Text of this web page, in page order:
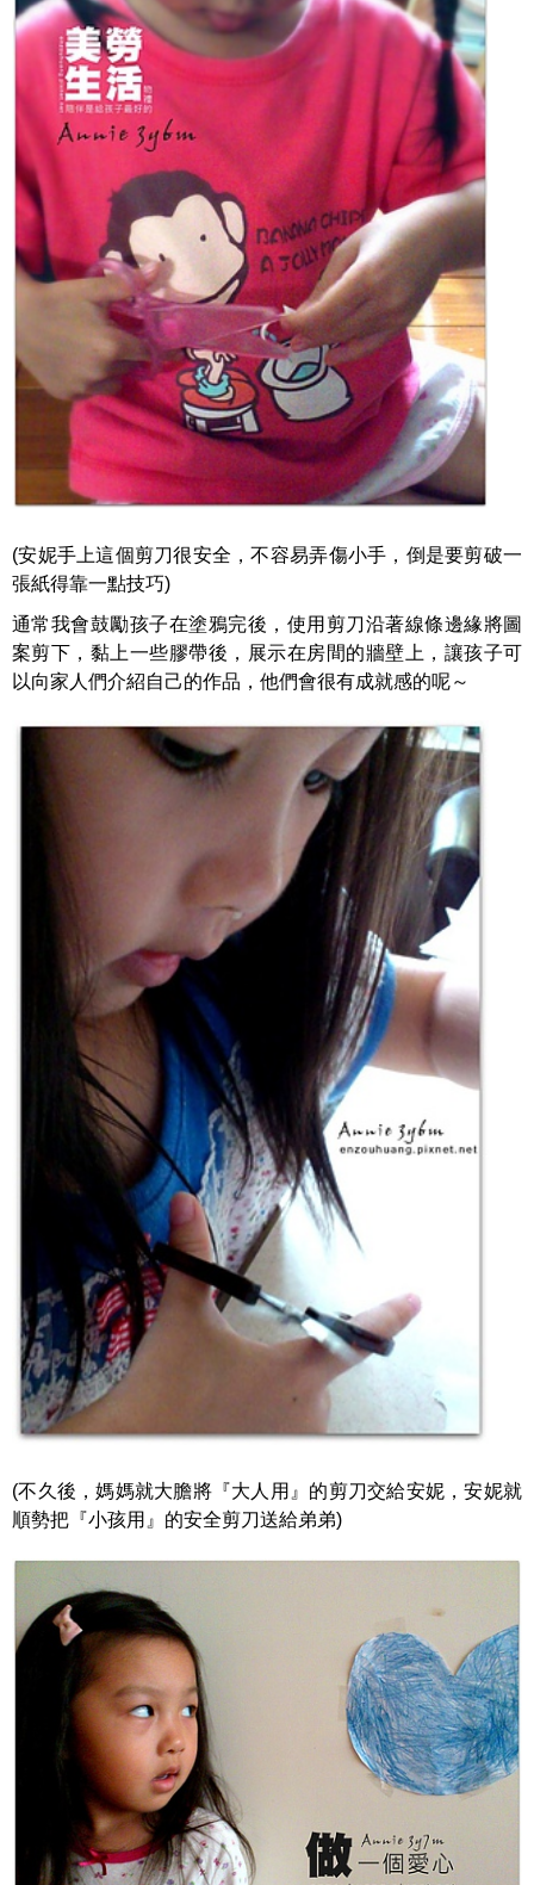
(安妮手上這個剪刀很安全，不容易弄傷小手，倒是要剪破一
張紙得靠一點技巧)
通常我會鼓勵孩子在塗鴉完後，使用剪刀沿著線條邊緣將圖
案剪下，黏上一些膠帶後，展示在房間的牆壁上，讓孩子可
以向家人們介紹自己的作品，他們會很有成就感的呢～
(不久後，媽媽就大膽將『大人用』的剪刀交給安妮，安妮就
順勢把『小孩用』的安全剪刀送給弟弟)